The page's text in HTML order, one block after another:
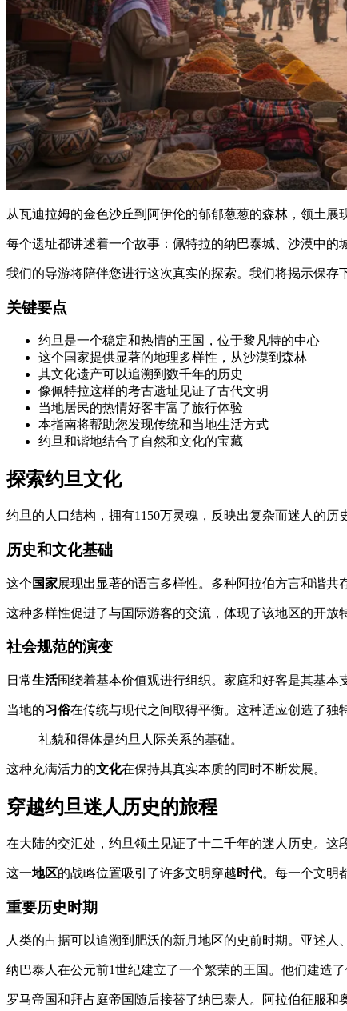
从瓦迪拉姆的金色沙丘到阿伊伦的郁郁葱葱的森林，领土展
每个遗址都讲述着一个故事：佩特拉的纳巴泰城、沙漠中的
我们的导游将陪伴您进行这次真实的探索。我们将揭示保存
关键要点
约旦是一个稳定和热情的王国，位于黎凡特的中心
这个国家提供显著的地理多样性，从沙漠到森林
其文化遗产可以追溯到数千年的历史
像佩特拉这样的考古遗址见证了古代文明
当地居民的热情好客丰富了旅行体验
本指南将帮助您发现传统和当地生活方式
约旦和谐地结合了自然和文化的宝藏
探索约旦文化
约旦的人口结构，拥有1150万灵魂，反映出复杂而迷人的历
历史和文化基础
这个 国家展现出显著的语言多样性。多种阿拉伯方言和谐共
这种多样性促进了与国际游客的交流，体现了该地区的开放
社会规范的演变
日常生活围绕着基本价值观进行组织。家庭和好客是其基本
当地的习俗在传统与现代之间取得平衡。这种适应创造了
礼貌和得体是约旦人际关系的基础。
这种充满活力的文化在保持其真实本质的同时不断发展。
穿越约旦迷人历史的旅程
在大陆的交汇处，约旦领土见证了十二千年的迷人历史。这
这一地区的战略位置吸引了许多文明穿越 时代。每一个文明
重要历史时期
人类的占据可以追溯到肥沃的新月地区的史前时期。亚述人
纳巴泰人在公元前1世纪建立了一个繁荣的王国。他们建造
罗马帝国和拜占庭帝国随后接替了纳巴泰人。阿拉伯征服和